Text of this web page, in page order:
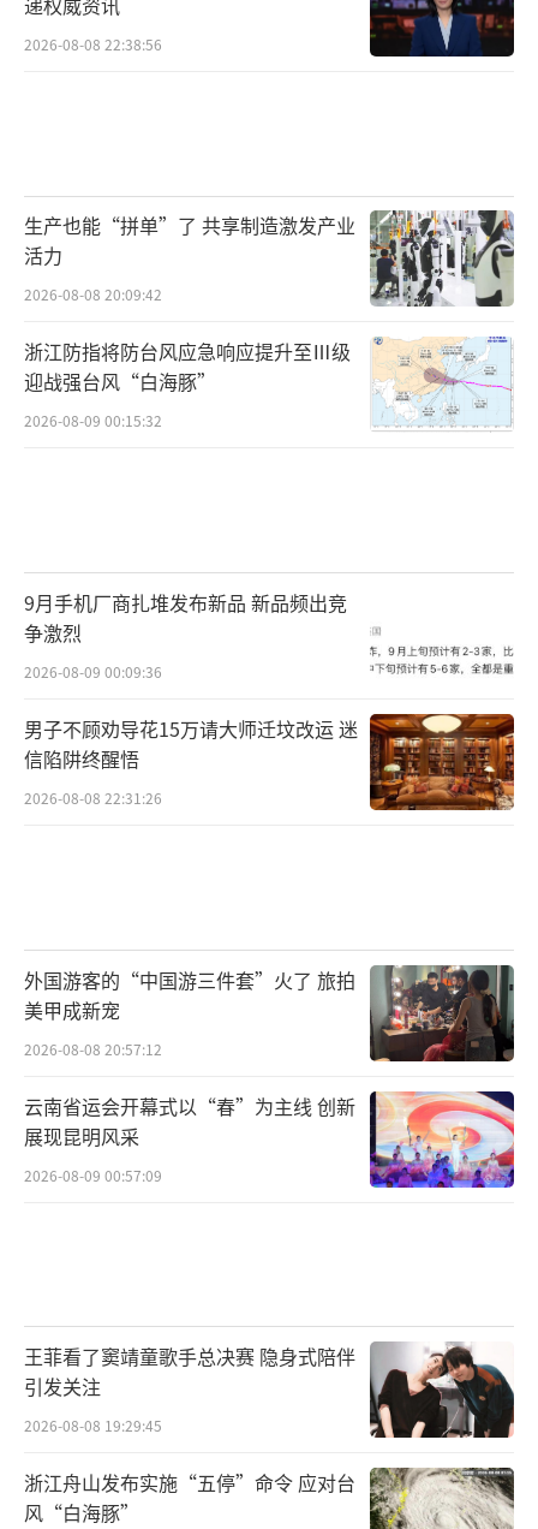
2026-08-08 22:38:56
生产也能“拼单”了 共享制造激发产业
活力
2026-08-08 20:09:42
浙江防指将防台风应急响应提升至Ⅲ级
迎战强台风“白海豚”
2026-08-09 00:15:32
9月手机厂商扎堆发布新品 新品频出竞
争激烈
2026-08-09 00:09:36
男子不顾劝导花15万请大师迁坟改运 迷
信陷阱终醒悟
2026-08-08 22:31:26
外国游客的“中国游三件套”火了 旅拍
美甲成新宠
2026-08-08 20:57:12
云南省运会开幕式以“春”为主线 创新
展现昆明风采
2026-08-09 00:57:09
王菲看了窦靖童歌手总决赛 隐身式陪伴
引发关注
2026-08-08 19:29:45
浙江舟山发布实施“五停”命令 应对台
风“白海豚”